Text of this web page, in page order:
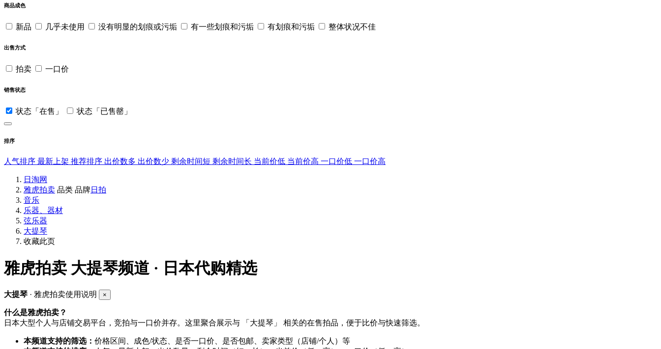
商品成色
新品 几乎未使用 没有明显的划痕或污垢 有一些划痕和污垢 有划痕和污垢 整体状况不佳
出售方式
拍卖 一口价
销售状态
状态「在售」 状态「已售罄」
排序
人气排序 最新上架 推荐排序 出价数多 出价数少 剩余时间短 剩余时间长 当前价低 当前价高 一口价低 一口价高
日淘网
雅虎拍卖 品类 品牌日拍
音乐
乐器、器材
弦乐器
大提琴
收藏此页
雅虎拍卖 大提琴频道 · 日本代购精选
大提琴 · 雅虎拍卖使用说明 ×
什么是雅虎拍卖？
日本大型个人与店铺交易平台，竞拍与一口价并存。这里聚合展示与 「大提琴」 相关的在售拍品，便于比价与快速筛选。
本频道支持的筛选： 价格区间、成色/状态、是否一口价、是否包邮、卖家类型（店铺/个人）等